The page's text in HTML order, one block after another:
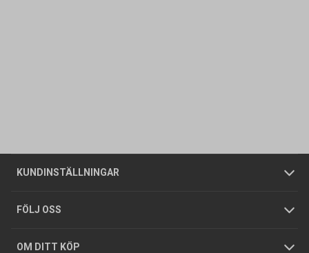
KUNDINSTÄLLNINGAR
Företagskund / Privatkund
FÖLJ OSS
OM DITT KÖP
Allmänna försäljningsvillkor
Integritetspolicy
GDPR
Butiker
Foldrar och kataloger
Köpguider
Om oss
Tjänster
Hållbarhet